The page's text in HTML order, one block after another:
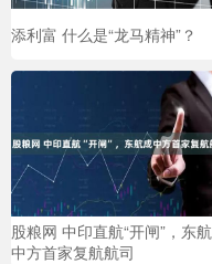
添利富 什么是“龙马精神”？
股粮网 中印直航“开闸”，东
中方首家复航航司